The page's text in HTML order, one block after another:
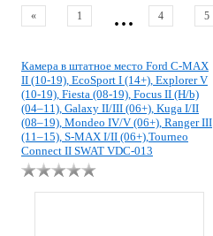
« 1 ... 4 5
Камера в штатное место Ford C-MAX
II (10-19), EcoSport I (14+), Explorer V
(10-19), Fiesta (08-19), Focus II (H/b)
(04–11), Galaxy II/III (06+), Kuga I/II
(08–19), Mondeo IV/V (06+), Ranger III
(11–15), S-MAX I/II (06+),Tourneo
Connect II SWAT VDC-013